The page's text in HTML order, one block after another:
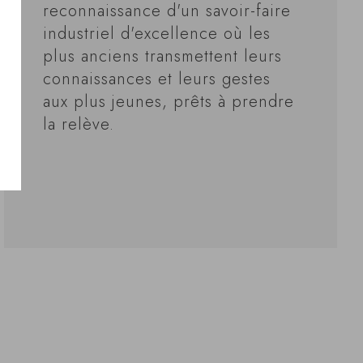
reconnaissance d'un savoir-faire
industriel d'excellence où les
plus anciens transmettent leurs
connaissances et leurs gestes
aux plus jeunes, prêts à prendre
la relève.